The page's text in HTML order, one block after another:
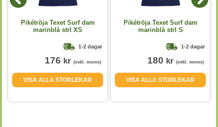
Pikétröja Texet Surf dam
marinblå strl XS
1-2 dagar
176 kr (exkl. moms)
VISA ALLA STORLEKAR
Pikétröja Texet Surf dam
marinblå strl S
1-2 dagar
180 kr (exkl. moms)
VISA ALLA STORLEKAR